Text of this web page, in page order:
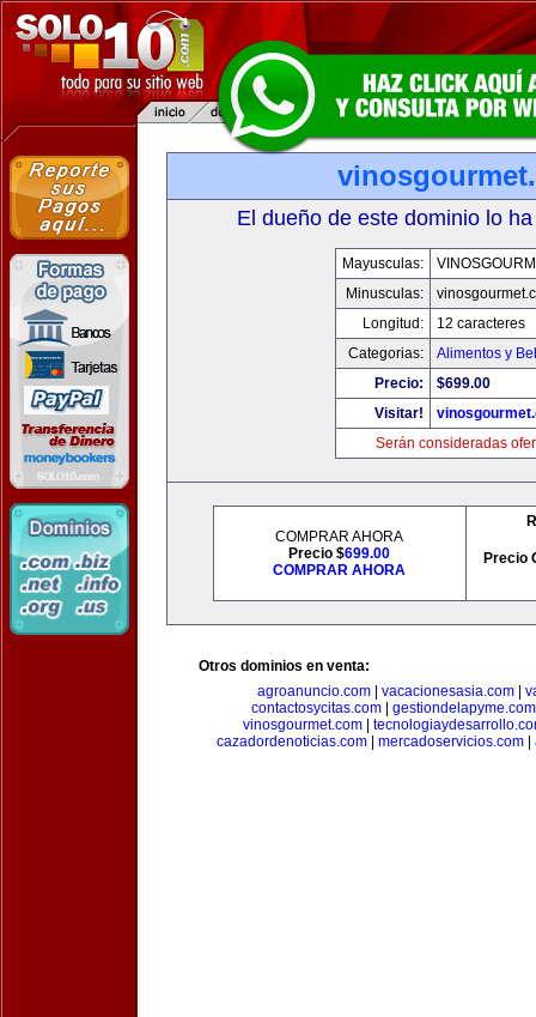
El dueño de este dominio lo
Mayusculas:
Minusculas:
Longitud:
12 caracteres
Categorias:
Alimentos y
Precio:
$699.00
Visitar!
Serán consideradas
COMPRAR AHORA
Precio $699.00
COMPRAR AHORA
Precio
Otros dominios en venta:
agroanuncio.com
vacacionesasia.com
contactosycitas.com| gestiondelapyme.com
vinosgourmet.com
cazadordenoticias.com
mercadoservicios.com